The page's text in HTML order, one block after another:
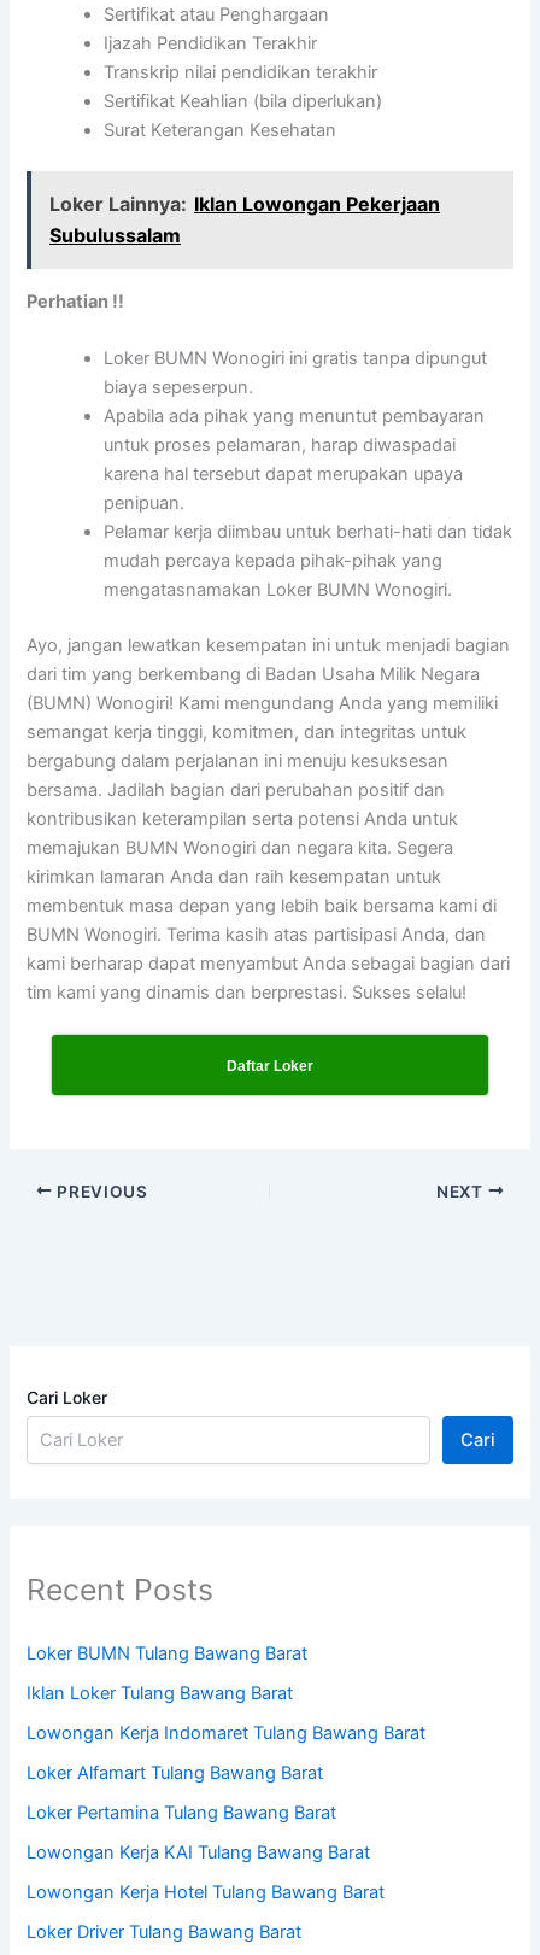
Sertifikat atau Penghargaan
Ijazah Pendidikan Terakhir
Transkrip nilai pendidikan terakhir
Sertifikat Keahlian (bila diperlukan)
Surat Keterangan Kesehatan
Loker Lainnya: Iklan Lowongan Pekerjaan
Subulussalam
Perhatian !!
Loker BUMN Wonogiri ini gratis tanpa dipungut
biaya sepeserpun.
Apabila ada pihak yang menuntut pembayaran
untuk proses pelamaran, harap diwaspadai
karena hal tersebut dapat merupakan upaya
penipuan.
Pelamar kerja diimbau untuk berhati-hati dan tidak
mudah percaya kepada pihak-pihak yang
mengatasnamakan Loker BUMN Wonogiri.
Ayo, jangan lewatkan kesempatan ini untuk menjadi bagian
dari tim yang berkembang di Badan Usaha Milik Negara
(BUMN) Wonogiri! Kami mengundang Anda yang memiliki
semangat kerja tinggi, komitmen, dan integritas untuk
bergabung dalam perjalanan ini menuju kesuksesan
bersama. Jadilah bagian dari perubahan positif dan
kontribusikan keterampilan serta potensi Anda untuk
memajukan BUMN Wonogiri dan negara kita. Segera
kirimkan lamaran Anda dan raih kesempatan untuk
membentuk masa depan yang lebih baik bersama kami di
BUMN Wonogiri. Terima kasih atas partisipasi Anda, dan
kami berharap dapat menyambut Anda sebagai bagian dari
tim kami yang dinamis dan berprestasi. Sukses selalu!
Daftar Loker
PREVIOUS NEXT
Cari Loker
Cari
Recent Posts
Loker BUMN Tulang Bawang Barat
Iklan Loker Tulang Bawang Barat
Lowongan Kerja Indomaret Tulang Bawang Barat
Loker Alfamart Tulang Bawang Barat
Loker Pertamina Tulang Bawang Barat
Lowongan Kerja KAI Tulang Bawang Barat
Lowongan Kerja Hotel Tulang Bawang Barat
Loker Driver Tulang Bawang Barat